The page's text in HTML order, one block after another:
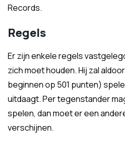
Records.
Regels
Er zijn enkele regels
zich moet houden. Hij zal
beginnen op 501 punten)
uitdaagt. Per tegenstander
spelen, dan moet er een
verschijnen.